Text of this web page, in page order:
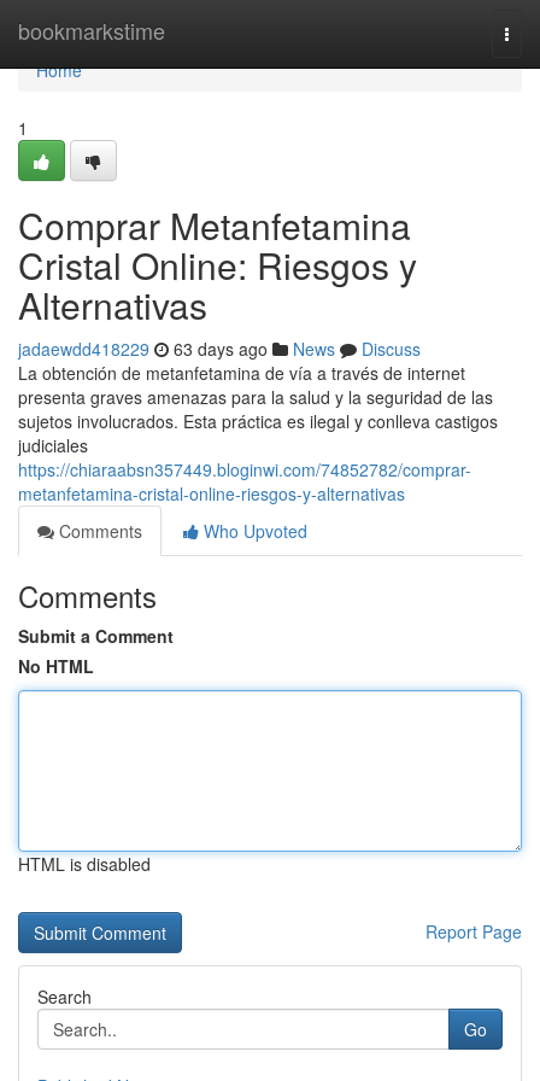
bookmarkstime
Home
Home
1
Comprar Metanfetamina
Cristal Online: Riesgos y
Alternativas
jadaewdd418229 63 days ago News
Discuss
La obtención de metanfetamina de vía a través de internet
presenta graves amenazas para la salud y la seguridad de las
sujetos involucrados. Esta práctica es ilegal y conlleva castigos
judiciales
https://chiaraabsn357449.bloginwi.com/74852782/comprar-
metanfetamina-cristal-online-riesgos-y-alternativas
Comments
Who Upvoted
Comments
Submit a Comment
No HTML
HTML is disabled
Report Page
Search
Go